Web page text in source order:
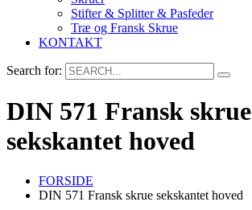
Stifter & Splitter & Pasfeder
Træ og Fransk Skrue
KONTAKT
Search for:
DIN 571 Fransk skrue
sekskantet hoved
FORSIDE
DIN 571 Fransk skrue sekskantet hoved